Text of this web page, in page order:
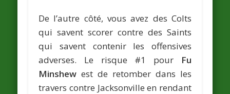
De l’autre côté, vous avez des Colts
qui savent scorer contre des Saints
qui savent contenir les offensives
adverses. Le risque #1 pour Fu
Minshew est de retomber dans les
travers contre Jacksonville en rendant